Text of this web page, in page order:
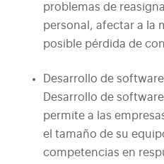
problemas de
personal, afectar a la
posible pérdida de
Desarrollo de software
Desarrollo de software
permite a las
el tamaño de su
competencias en